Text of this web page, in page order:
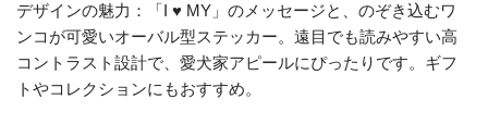
デザインの魅力：「I ♥ MY」のメッセージと、のぞき込むワ
ンコが可愛いオーバル型ステッカー。遠目でも読みやすい高
コントラスト設計で、愛犬家アピールにぴったりです。ギフ
トやコレクションにもおすすめ。